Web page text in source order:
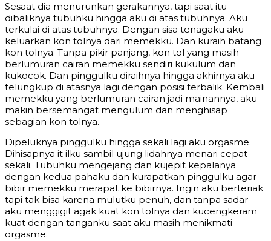
Sesaat dia menurunkan gerakannya, tapi saat itu
dibaliknya tubuhku hingga aku di atas tubuhnya. Aku
terkulai di atas tubuhnya. Dengan sisa tenagaku aku
keluarkan kon tolnya dari memekku. Dan kuraih batang
kon tolnya. Tanpa pikir panjang, kon tol yang masih
berlumuran cairan memekku sendiri kukulum dan
kukocok. Dan pinggulku diraihnya hingga akhirnya aku
telungkup di atasnya lagi dengan posisi terbalik. Kembali
memekku yang berlumuran cairan jadi mainannya, aku
makin bersemangat mengulum dan menghisap
sebagian kon tolnya.
Dipeluknya pinggulku hingga sekali lagi aku orgasme.
Dihisapnya it ilku sambil ujung lidahnya menari cepat
sekali. Tubuhku mengejang dan kujepit kepalanya
dengan kedua pahaku dan kurapatkan pinggulku agar
bibir memekku merapat ke bibirnya. Ingin aku berteriak
tapi tak bisa karena mulutku penuh, dan tanpa sadar
aku menggigit agak kuat kon tolnya dan kucengkeram
kuat dengan tanganku saat aku masih menikmati
orgasme.